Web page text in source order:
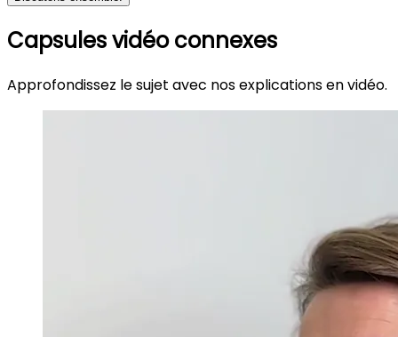
Capsules vidéo connexes
Approfondissez le sujet avec nos explications en vidéo.